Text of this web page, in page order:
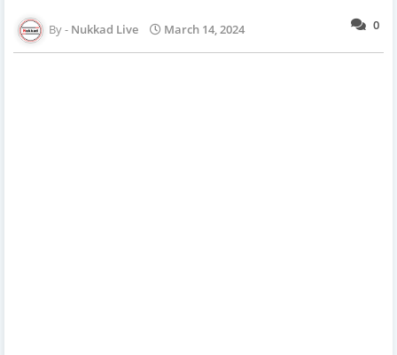
0
Nukkad Live March 14, 2024